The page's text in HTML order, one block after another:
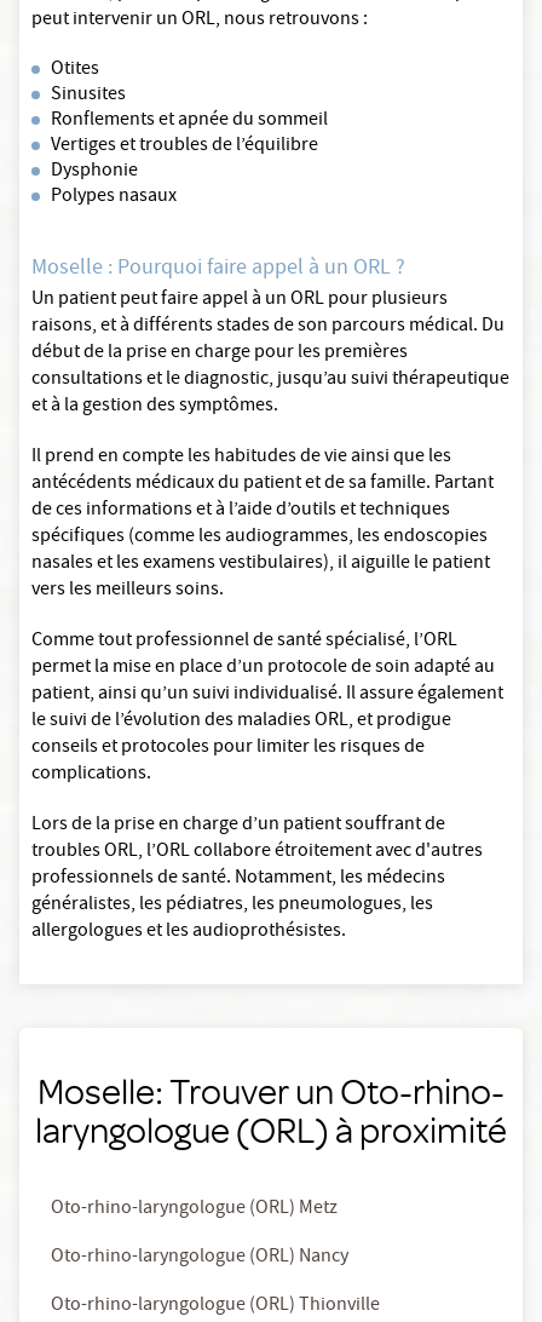
peut intervenir un ORL, nous retrouvons :
Otites
Sinusites
Ronflements et apnée du sommeil
Vertiges et troubles de l’équilibre
Dysphonie
Polypes nasaux
Moselle : Pourquoi faire appel à un ORL ?
Un patient peut faire appel à un ORL pour plusieurs
raisons, et à différents stades de son parcours médical. Du
début de la prise en charge pour les premières
consultations et le diagnostic, jusqu’au suivi thérapeutique
et à la gestion des symptômes.
Il prend en compte les habitudes de vie ainsi que les
antécédents médicaux du patient et de sa famille. Partant
de ces informations et à l’aide d’outils et techniques
spécifiques (comme les audiogrammes, les endoscopies
nasales et les examens vestibulaires), il aiguille le patient
vers les meilleurs soins.
Comme tout professionnel de santé spécialisé, l’ORL
permet la mise en place d’un protocole de soin adapté au
patient, ainsi qu’un suivi individualisé. Il assure également
le suivi de l’évolution des maladies ORL, et prodigue
conseils et protocoles pour limiter les risques de
complications.
Lors de la prise en charge d’un patient souffrant de
troubles ORL, l’ORL collabore étroitement avec d'autres
professionnels de santé. Notamment, les médecins
généralistes, les pédiatres, les pneumologues, les
allergologues et les audioprothésistes.
Moselle: Trouver un Oto-rhino-
laryngologue (ORL) à proximité
Oto-rhino-laryngologue (ORL) Metz
Oto-rhino-laryngologue (ORL) Nancy
Oto-rhino-laryngologue (ORL) Thionville